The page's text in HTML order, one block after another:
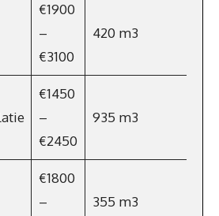
€1900
–
€3100
420 m3
€1450
–
€2450
935 m3
€1800
–
355 m3